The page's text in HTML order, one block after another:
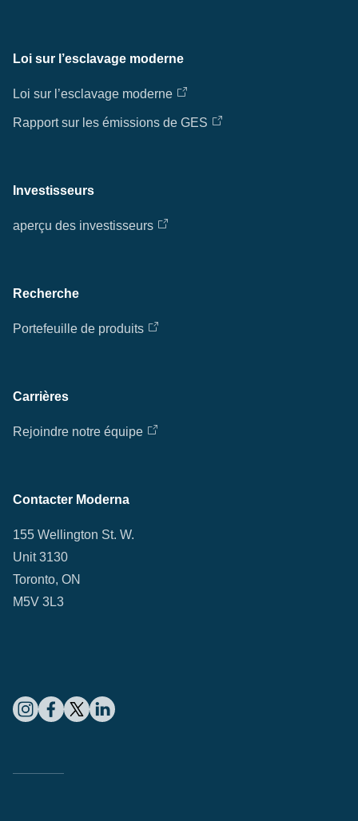
Loi sur l’esclavage moderne
Loi sur l’esclavage moderne
Rapport sur les émissions de GES
Investisseurs
aperçu des investisseurs
Recherche
Portefeuille de produits
Carrières
Rejoindre notre équipe
Contacter Moderna
155 Wellington St. W.
Unit 3130
Toronto, ON
M5V 3L3